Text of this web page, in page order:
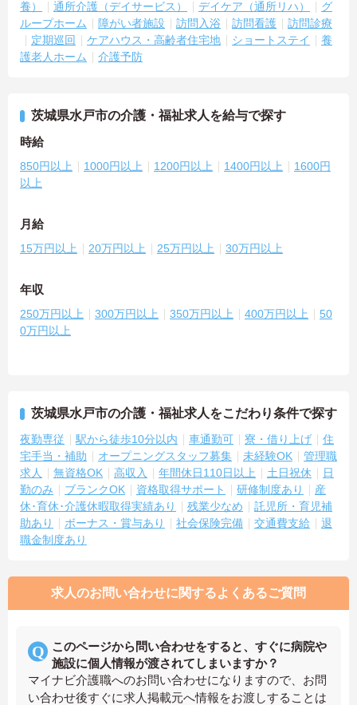
養） 通所介護（デイサービス） デイケア（通所リハ）
グ
ループホーム
障がい者施設 訪問入浴 訪問看護
訪問診療
定期巡回
ケアハウス・高齢者住宅地 ショートステイ
養
護老人ホーム
介護予防
茨城県水戸市の介護・福祉求人を給与で探す
時給
850円以上 1000円以上 1200円以上 1400円以上
1600円
以上
月給
15万円以上 20万円以上 25万円以上 30万円以上
年収
250万円以上 300万円以上 350万円以上 400万円以上
50
0万円以上
茨城県水戸市の介護・福祉求人をこだわり条件で探す
夜勤専従 駅から徒歩10分以内 車通勤可 寮・借り上げ
住
宅手当・補助
オープニングスタッフ募集 未経験OK
管理職
求人
無資格OK 高収入 年間休日110日以上 土日祝休
日
勤のみ
ブランクOK 資格取得サポート 研修制度あり
産
休･育休･介護休暇取得実績あり
残業少なめ
託児所・育児補
助あり
ボーナス・賞与あり 社会保険完備 交通費支給
退
職金制度あり
求人のお問い合わせに関するよくあるご質問
このページから問い合わせをすると、すぐに病院や
施設に個人情報が渡されてしまいますか？
マイナビ介護職へのお問い合わせになりますので、お問
い合わせ後すぐに求人掲載元へ情報をお渡しすることは